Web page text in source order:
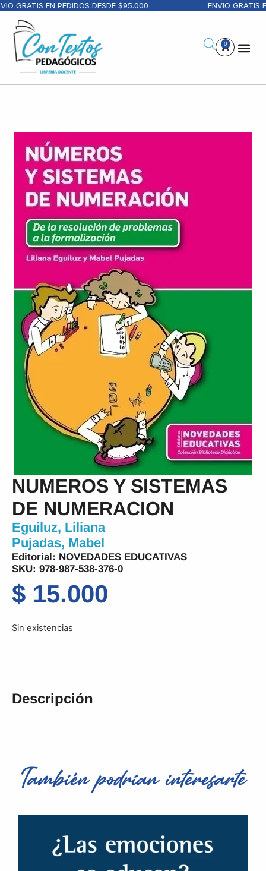
GRATIS EN PEDIDOS DESDE $95.000 ENVIO GRATIS
0
NUMEROS Y SISTEMAS
DE NUMERACION
Eguiluz, Liliana
Pujadas, Mabel
Editorial: NOVEDADES EDUCATIVAS
SKU: 978-987-538-376-0
$ 15.000
Sin existencias
Descripción
También podrían interesarte